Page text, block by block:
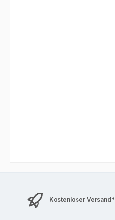
Kostenloser Versand*